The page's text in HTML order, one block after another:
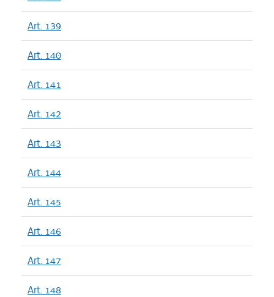
Art. 139
Art. 140
Art. 141
Art. 142
Art. 143
Art. 144
Art. 145
Art. 146
Art. 147
Art. 148